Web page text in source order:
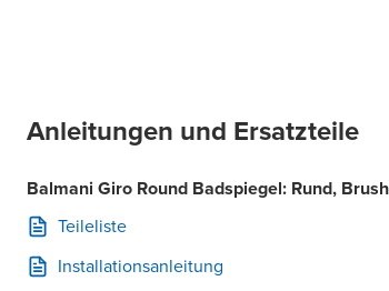
Anleitungen und Ersatzteile
Balmani Giro Round Badspiegel: Rund,
Teileliste
Installationsanleitung